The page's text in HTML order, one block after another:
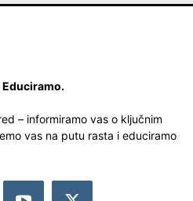
– informiramo vas o ključnim
vas na putu rasta i educiramo